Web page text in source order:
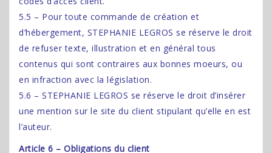
5.5 – Pour toute commande de création et
d’hébergement, STEPHANIE LEGROS se réserve le droit
de refuser texte, illustration et en général tous
contenus qui sont contraires aux bonnes moeurs, ou
en infraction avec la législation.
5.6 – STEPHANIE LEGROS se réserve le droit d’insérer
une mention sur le site du client stipulant qu’elle en est
l’auteur.
Article 6 – Obligations du client